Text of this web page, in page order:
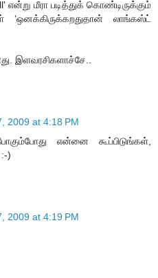
என்று மீரா படித்துக் கொண்டிருக்கும்
லாங்கஸ்ட்
இளவரசிகளாச்சே..
2009 at 4:18 PM
என்னை கூப்பிடுங்கள்,
)
2009 at 4:19 PM